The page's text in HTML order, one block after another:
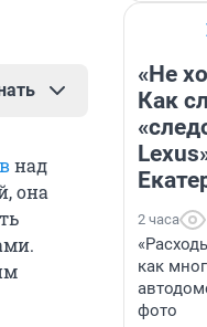
не
над
она
«Не
Как
2 часа
как
фото